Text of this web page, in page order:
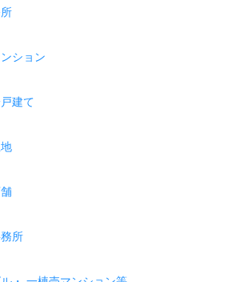
ション
建て
所